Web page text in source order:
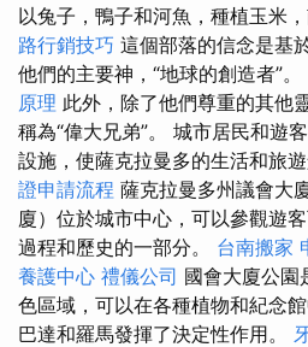
以兔子，鴨子和河魚，種植玉米
路行銷技巧 這個部落的信念是基
他們的主要神，“地球的創造者”。
原理 此外，除了他們尊重的其他
稱為“偉大兄弟”。 城市居民和遊
設施，使薩克拉曼多的生活和旅
證申請流程 薩克拉曼多州議會大
廈）位於城市中心，可以參觀遊
過程和歷史的一部分。 台南搬家
養護中心 禮儀公司 國會大廈公園
色區域，可以在各種植物和紀念
巴達和羅馬發揮了決定性作用。